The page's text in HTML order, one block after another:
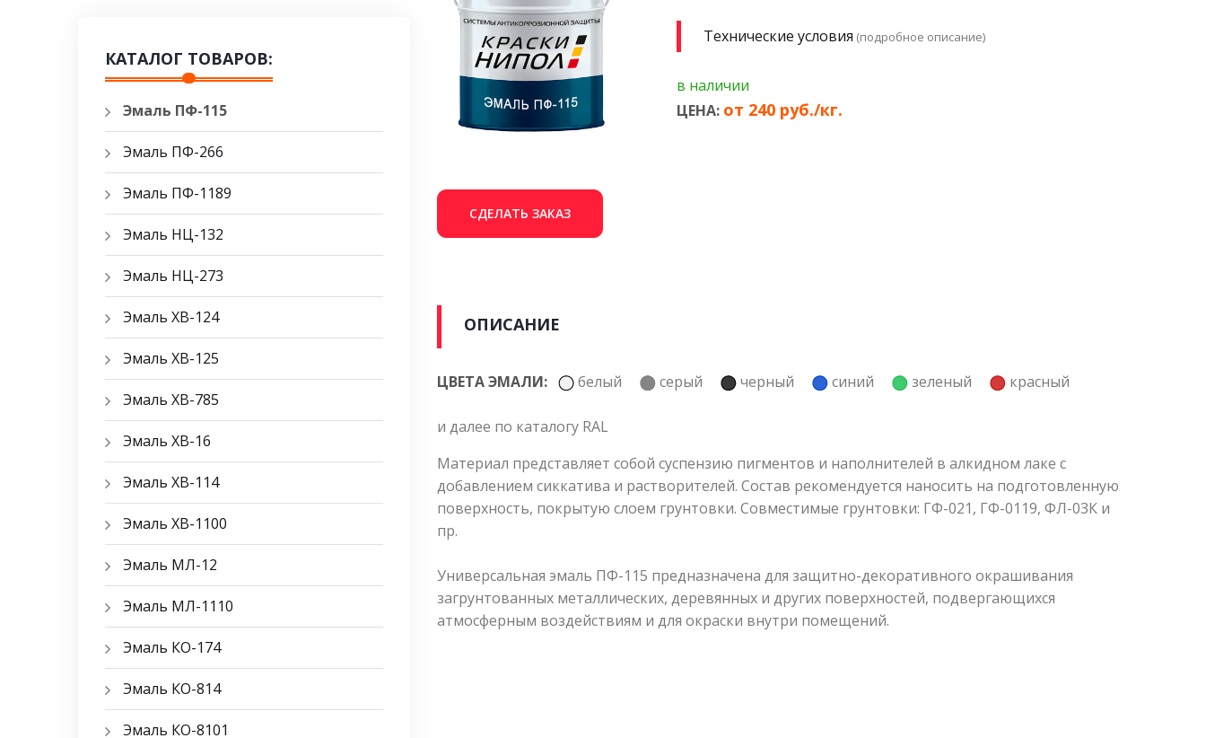
КАТАЛОГ ТОВАРОВ:
Эмаль ПФ-115
Эмаль ПФ-266
Эмаль ПФ-1189
Эмаль НЦ-132
Эмаль НЦ-273
Эмаль ХВ-124
Эмаль ХВ-125
Эмаль ХВ-785
Эмаль ХВ-16
Эмаль ХВ-114
Эмаль ХВ-1100
Эмаль МЛ-12
Эмаль МЛ-1110
Эмаль КО-174
Эмаль КО-814
Эмаль КО-8101
Технические условия (подробное описание)
в наличии
ЦЕНА: от 240 руб./кг.
СДЕЛАТЬ ЗАКАЗ
ОПИСАНИЕ
ЦВЕТА ЭМАЛИ: белый серый черный синий зеленый красный
и далее по каталогу RAL
Материал представляет собой суспензию пигментов и наполнителей в алкидном лаке с
добавлением сиккатива и растворителей. Состав рекомендуется наносить на подготовленную
поверхность, покрытую слоем грунтовки. Совместимые грунтовки: ГФ-021, ГФ-0119, ФЛ-03К и
пр.
Универсальная эмаль ПФ-115 предназначена для защитно-декоративного окрашивания
загрунтованных металлических, деревянных и других поверхностей, подвергающихся
атмосферным воздействиям и для окраски внутри помещений.